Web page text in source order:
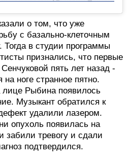
о том, что уже
с базально-клеточным
Тогда в студии программы
признались, что первые
пять лет назад -
ноге странное пятно.
лице Рыбина появилось
Музыкант обратился к
удалили лазером.
опухоль появилась на
забили тревогу и сдали
подтвердился.